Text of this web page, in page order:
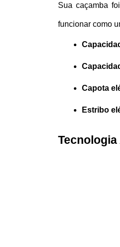
Sua caçamba
funcionar como
Capota
Estribo